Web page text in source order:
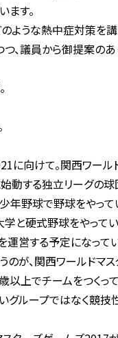
す。
ような熱中症対策を
、議員から御提案の
に向けて。関西ワー
する独立リーグの球
少年野球で野球をや
学と硬式野球をやっ
営する予定になって
が、関西ワールドマ
以上でチームをつく
グループではなく競